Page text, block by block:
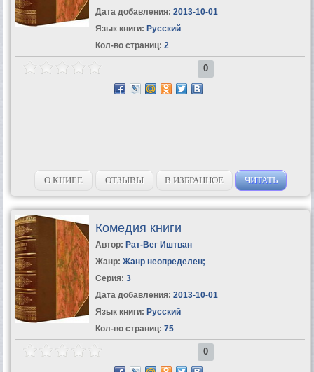
Дата добавления: 2013-10-01
Язык книги: Русский
Кол-во страниц: 2
0
О КНИГЕ ОТЗЫВЫ В ИЗБРАННОЕ ЧИТАТЬ
Комедия книги
Автор: Рат-Вег Иштван
Жанр: Жанр неопределен;
Серия: 3
Дата добавления: 2013-10-01
Язык книги: Русский
Кол-во страниц: 75
0